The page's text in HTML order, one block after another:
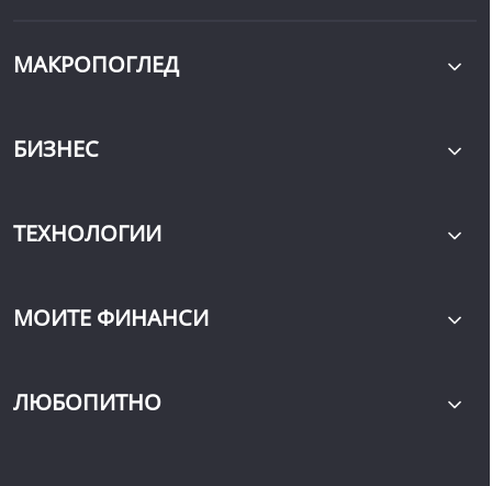
МАКРОПОГЛЕД
БИЗНЕС
ТЕХНОЛОГИИ
МОИТЕ ФИНАНСИ
ЛЮБОПИТНО